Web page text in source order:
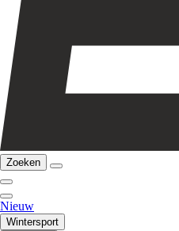
Zoeken
Nieuw
Wintersport